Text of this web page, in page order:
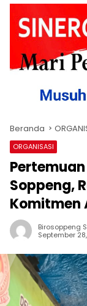
Beranda
ORGANISASI
Pertemuan
Soppeng,
Komitmen
Birosoppeng
September